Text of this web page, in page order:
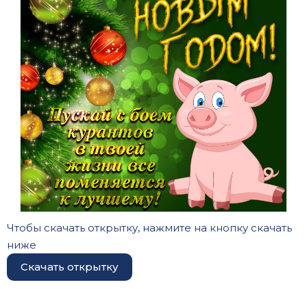
Чтобы скачать открытку, нажмите на кнопку скачать
ниже
Скачать открытку